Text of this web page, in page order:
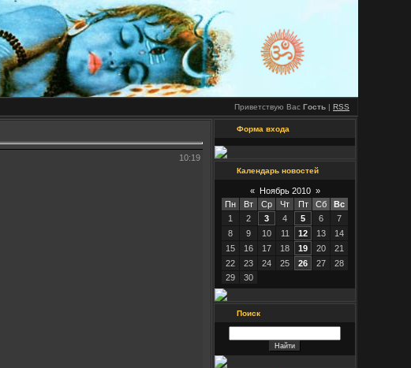
Приветствую Вас Гость | RSS
10:19
Форма входа
Календарь новостей
« Ноябрь 2010 »
Пн
Вт Ср Чт Пт Сб
Вс
1
2 3 4 5 6
7
8
9 10 11 12 13
14
15
16 17 18 19 20
21
22
23 24 25 26 27
28
29
30
Поиск